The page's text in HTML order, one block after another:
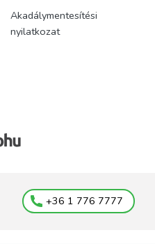
Akadálymentesítési
nyilatkozat
+36 1 776 7777